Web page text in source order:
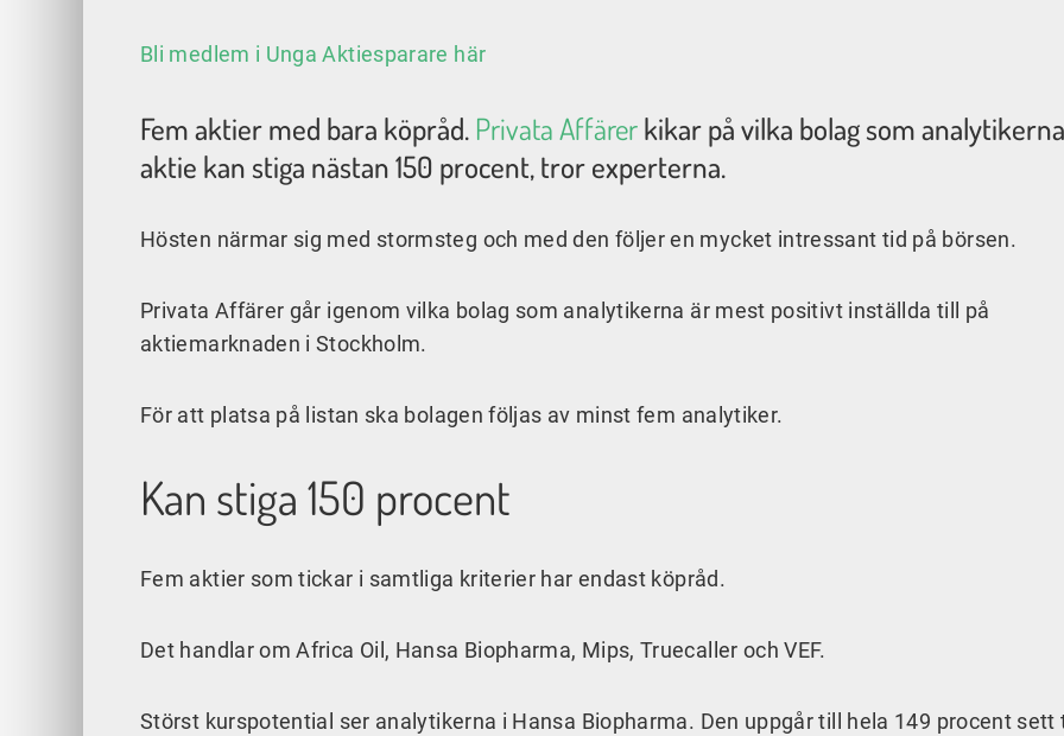
Bli medlem i Unga Aktiesparare här
Fem aktier med bara köpråd. Privata Affärerkikar på vilka bolag som
aktie kan stiga nästan 150 procent, tror experterna.
Hösten närmar sig med stormsteg och med den följer en mycket intressant tid på börsen.
Privata Affärer går igenom vilka bolag som analytikerna är mest positivt inställda till på
aktiemarknaden i Stockholm.
För att platsa på listan ska bolagen följas av minst fem analytiker.
Kan stiga 150 procent
Fem aktier som tickar i samtliga kriterier har endast köpråd.
Det handlar om Africa Oil, Hansa Biopharma, Mips, Truecaller och VEF.
Störst kurspotential ser analytikerna i Hansa Biopharma. Den uppgår till hela 149 procent sett